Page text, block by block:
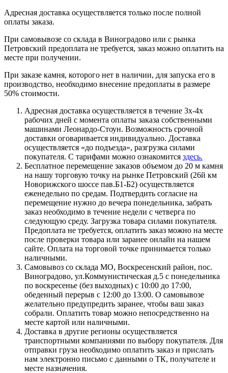
Адресная доставка осуществляется только после полной
оплаты заказа.
При самовывозе со склада в Виноградово или с рынка
Петровский предоплата не требуется, заказ можно оплатить на
месте при получении.
При заказе камня, которого нет в наличии, для запуска его в
производство, необходимо внесение предоплаты в размере
50% стоимости.
Адресная доставка осуществляется в течение 3х-4х
рабочих дней с момента оплаты заказа собственными
машинами Леонардо-Стоун. Возможность срочной
доставки оговаривается индивидуально. Доставка
осуществляется «до подъезда», разгрузка силами
покупателя. С тарифами можно ознакомится здесь.
Бесплатное перемещение заказов объемом до 20 м камня
на нашу торговую точку на рынке Петровский (26й км
Новорижского шоссе пав.Б1-Б2) осуществляется
еженедельно по средам. Подтвердить согласие на
перемещение нужно до вечера понедельника, забрать
заказ необходимо в течение недели с четверга по
следующую среду. Загрузка товара силами покупателя.
Предоплата не требуется, оплатить заказ можно на месте
после проверки товара или заранее онлайн на нашем
сайте. Оплата на торговой точке принимается только
наличными.
Самовывоз со склада МО, Воскресенский район, пос.
Виноградово, ул.Коммунистическая д.5 с понедельника
по воскресенье (без выходных) с 10:00 до 17:00,
обеденный перерыв с 12:00 до 13:00. О самовывозе
желательно предупредить заранее, чтобы ваш заказ
собрали. Оплатить товар можно непосредственно на
месте картой или наличными.
Доставка в другие регионы осуществляется
транспортными компаниями по выбору покупателя. Для
отправки груза необходимо оплатить заказ и прислать
нам электронно письмо с данными о ТК, получателе и
месте назначения.